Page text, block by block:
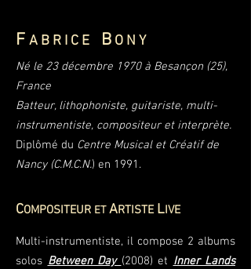
F A B R I C E B O N Y
Né le 23 décembre 1970 à Besançon (25),
France
Batteur, lithophoniste, guitariste, multi-
instrumentiste, compositeur et interprète.
Diplômé du Centre Musical et Créatif de
Nancy (C.M.C.N.) en 1991.
COMPOSITEUR ET ARTISTE LIVE
Multi-instrumentiste, il compose 2 albums
solos Between Day (2008) et Inner Lands